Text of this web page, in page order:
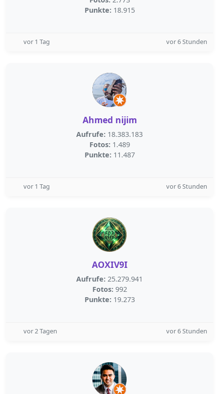
Punkte: 18.915
vor 1 Tag vor 6 Stunden
Ahmed nijim
Aufrufe: 18.383.183
Fotos: 1.489
Punkte: 11.487
vor 1 Tag vor 6 Stunden
AOXIV9I
Aufrufe: 25.279.941
Fotos: 992
Punkte: 19.273
vor 2 Tagen vor 6 Stunden